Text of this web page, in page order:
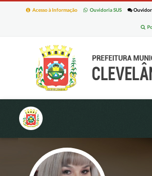
Ouvidoria SUS
Acesso à Informação